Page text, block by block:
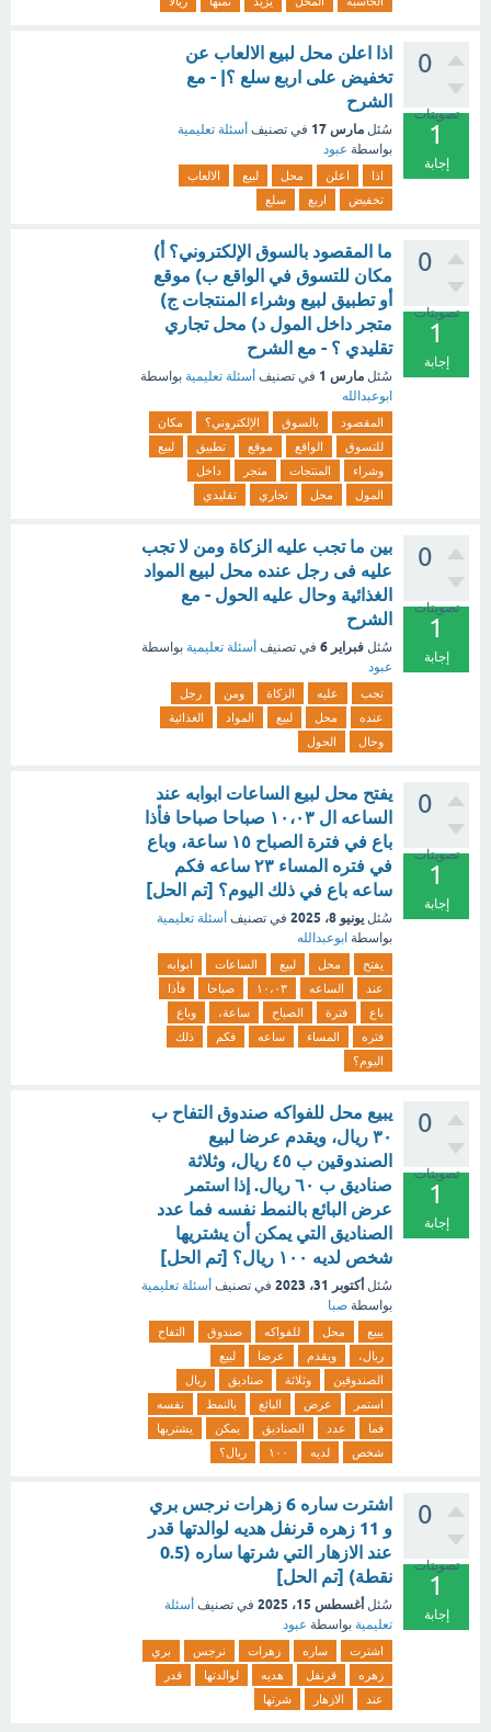
0
تصويتات
1
إجابة
اذا اعلن محل لبيع الالعاب عن
تخفيض على اربع سلع ؟| - مع
الشرح
سُئل مارس 17 في تصنيف أسئلة تعليمية
بواسطة عبود
اذا اعلن محل لبيع
الالعاب
تخفيض
اربع سلع
0
تصويتات
1
إجابة
ما المقصود بالسوق الإلكتروني؟ أ)
مكان للتسوق في الواقع ب) موقع
أو تطبيق لبيع وشراء المنتجات ج)
متجر داخل المول د) محل تجاري
تقليدي ؟ - مع الشرح
سُئل مارس 1 في تصنيف أسئلة تعليمية بواسطة
ابوعبدالله
المقصود بالسوق الإلكتروني؟
مكان
للتسوق
الواقع موقع تطبيق
لبيع
وشراء
المنتجات متجر
داخل
المول
محل تجاري تقليدي
0
تصويتات
1
إجابة
بين ما تجب عليه الزكاة ومن لا تجب
عليه فى رجل عنده محل لبيع المواد
الغذائية وحال عليه الحول - مع
الشرح
سُئل فبراير 6 في تصنيف أسئلة تعليمية بواسطة
عبود
تجب عليه الزكاة ومن
رجل
عنده
محل لبيع المواد
الغذائية
وحال
الحول
0
تصويتات
1
إجابة
يفتح محل لبيع الساعات ابوابه عند
الساعه ال ١٠،٠٣ صباحا صباحا فأذا
باع في فترة الصباح ١٥ ساعة، وباع
في فتره المساء ٢٣ ساعه فكم
ساعه باع في ذلك اليوم؟ [تم الحل]
سُئل يونيو 8، 2025 في تصنيف أسئلة تعليمية
بواسطة ابوعبدالله
يفتح محل لبيع الساعات
ابوابه
عند
الساعه ١٠،٠٣ صباحا
فأذا
باع
فترة الصباح ساعة،
وباع
فتره
المساء ساعه فكم
ذلك
اليوم؟
0
تصويتات
1
إجابة
يبيع محل للفواكه صندوق التفاح ب
٣٠ ريال، ويقدم عرضا لبيع
الصندوقين ب ٤٥ ريال، وثلاثة
صناديق ب ٦٠ ريال. إذا استمر
عرض البائع بالنمط نفسه فما عدد
الصناديق التي يمكن أن يشتريها
شخص لديه ١٠٠ ريال؟ [تم الحل]
سُئل أكتوبر 31، 2023 في تصنيف أسئلة تعليمية
بواسطة صبا
يبيع محل للفواكه صندوق
التفاح
ريال،
ويقدم عرضا
لبيع
الصندوقين
وثلاثة صناديق
ريال
استمر
عرض البائع بالنمط
نفسه
فما
عدد الصناديق يمكن
يشتريها
شخص
لديه ١٠٠ ريال؟
0
تصويتات
1
إجابة
اشترت ساره 6 زهرات نرجس بري
و 11 زهره قرنفل هديه لوالدتها قدر
عند الازهار التي شرتها ساره (0.5
نقطة) [تم الحل]
سُئل أغسطس 15، 2025 في تصنيف أسئلة
تعليمية بواسطة عبود
اشترت ساره زهرات نرجس
بري
زهره
قرنفل هديه لوالدتها
قدر
عند
الازهار شرتها